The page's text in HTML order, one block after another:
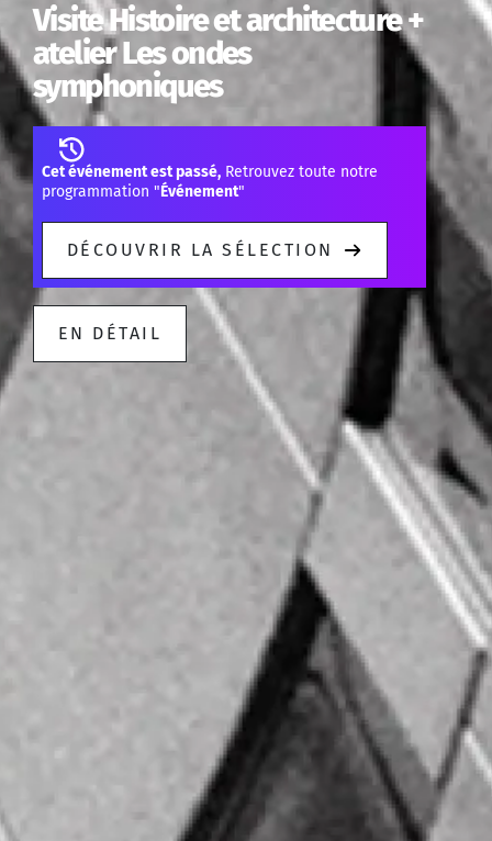
Visite Histoire et architecture +
atelier Les ondes
symphoniques
Cet événement est passé, Retrouvez toute notre
programmation "Événement"
DÉCOUVRIR LA SÉLECTION
EN DÉTAIL